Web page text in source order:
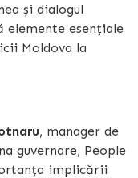
și dialogul
esențiale
Moldova la
, manager de
guvernare, People
implicării